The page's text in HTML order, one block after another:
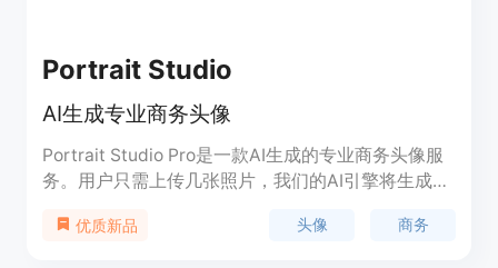
Portrait Studio
AI生成专业商务头像
Portrait Studio Pro是一款AI生成的专业商务头像服
务。用户只需上传几张照片，我们的AI引擎将生成完
际拍摄。价格实惠，仅需191美元起，支持14天退款
优质新品 头像 商务